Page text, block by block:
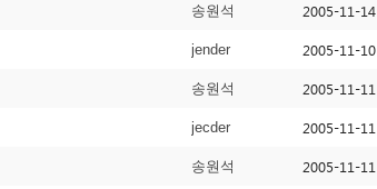
송원석 2005-11-14
jender 2005-11-10
송원석 2005-11-11
jecder 2005-11-11
송원석 2005-11-11